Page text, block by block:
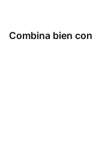
Combina bien con